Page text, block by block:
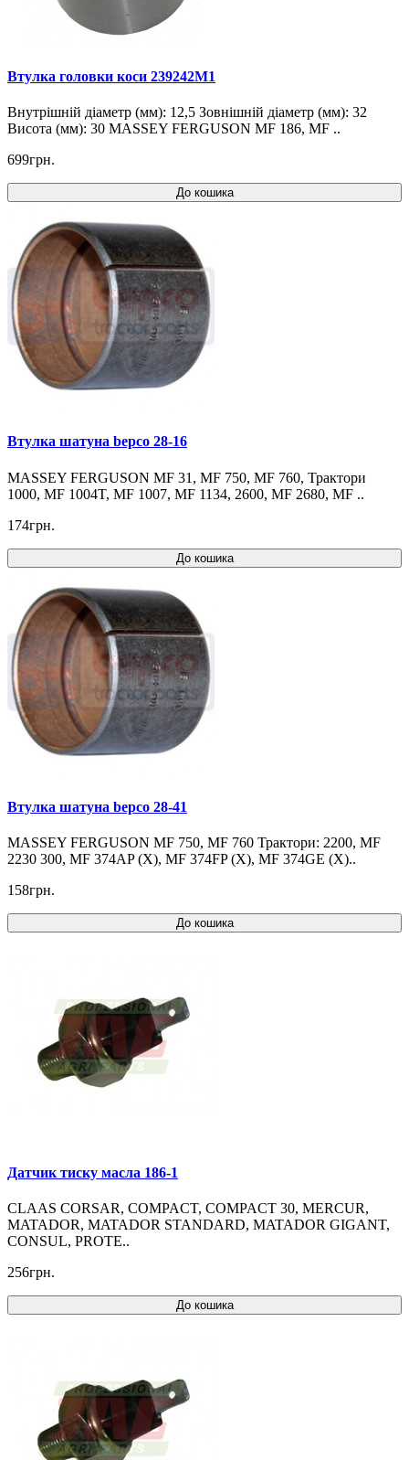
Втулка головки коси 239242M1
Внутрішній діаметр (мм): 12,5 Зовнішній діаметр (мм): 32
Висота (мм): 30 MASSEY FERGUSON MF 186, MF ..
699грн.
До кошика
Втулка шатуна bepco 28-16
MASSEY FERGUSON MF 31, MF 750, MF 760, Трактори
1000, MF 1004T, MF 1007, MF 1134, 2600, MF 2680, MF ..
174грн.
До кошика
Втулка шатуна bepco 28-41
MASSEY FERGUSON MF 750, MF 760 Трактори: 2200, MF
2230 300, MF 374AP (X), MF 374FP (X), MF 374GE (X)..
158грн.
До кошика
Датчик тиску масла 186-1
CLAAS CORSAR, COMPACT, COMPACT 30, MERCUR,
MATADOR, MATADOR STANDARD, MATADOR GIGANT,
CONSUL, PROTE..
256грн.
До кошика